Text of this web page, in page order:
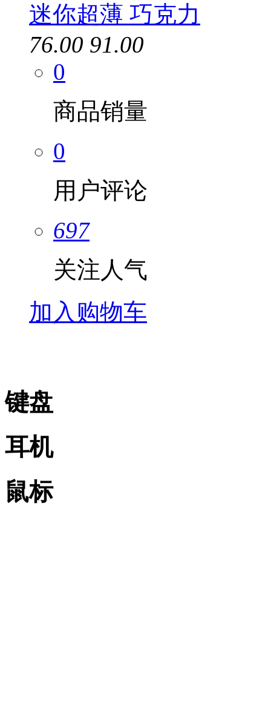
迷你超薄 巧克力
76.00 91.00
0
商品销量
0
用户评论
697
关注人气
加入购物车
键盘
耳机
鼠标